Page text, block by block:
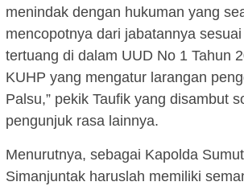
menindak dengan hukuman yang
mencopotnya dari jabatannya
tertuang di dalam UUD No 1 Tahun
KUHP yang mengatur larangan
Palsu,” pekik Taufik yang disambut
pengunjuk rasa lainnya.
Menurutnya, sebagai Kapolda
Simanjuntak haruslah memiliki